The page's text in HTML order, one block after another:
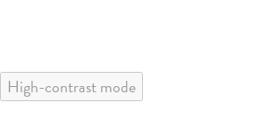
High-contrast mode